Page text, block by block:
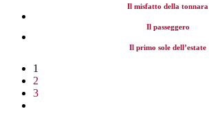
Il misfatto della tonnara
Il passeggero
Il primo sole dell’estate
1
2
3